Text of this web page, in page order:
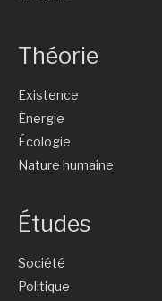
Théorie
Existence
Énergie
Écologie
Nature humaine
Études
Société
Politique